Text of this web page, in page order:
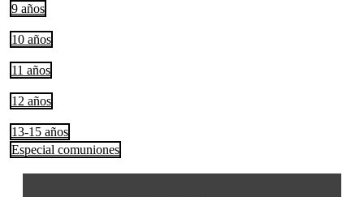
9 años
10 años
11 años
12 años
13-15 años
Especial comuniones